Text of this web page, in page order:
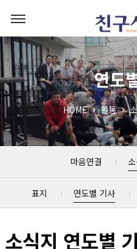
연도
HOME 활동
마음연결
표지 연도별 기사
소식지 연도별